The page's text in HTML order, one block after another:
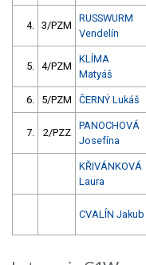
4. 3/PZM
RUSSWURM
Vendelín
5. 4/PZM
KLÍMA
Matyáš
6. 5/PZM ČERNÝ Lukáš
7. 2/PZZ
PANOCHOVÁ
Josefína
KŘIVÁNKOVÁ
Laura
CVALÍN Jakub